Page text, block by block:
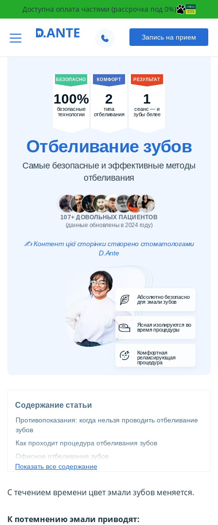
Доступна оплата частями (рассрочка под 0%)
Запись на прием
БЕЗОПАСНО
100%
безопасные
технологии
КОМФОРТ
2
типа
отбеливания
РЕЗУЛЬТАТ
1
сеанс — и
зубы белее
Отбеливание зубов
Самые безопасные и эффективные методы​
отбеливания
107+ ДОВОЛЬНЫХ ПАЦИЕНТОВ
(данные обновлены в 2024 году)
✍️ Контент цієї сторінки створено стоматологами
D.Ante
Абсолютно безопасно
для эмали зубов
Ясная изолируются во
время процедуры
Комфортная
релаксирующая
процедура
Содержание статьи
Противопоказания: когда нельзя проводить отбеливание
зубов
Как проходит процедура отбеливания зубов
Офисное отбеливание зубов
Химическое отбеливание зубов
Отбеливание зубов при наличии пломб и реставраций
Opalescense
Показать все содержание
С течением времени цвет эмали зубов меняется.
К потемнению эмали приводят: